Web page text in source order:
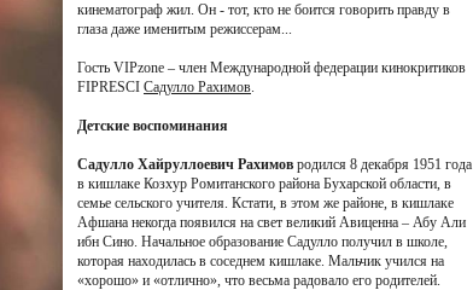
кинематограф жил. Он - тот, кто не боится говорить правду в
глаза даже именитым режиссерам...
Гость VIPzone – член Международной федерации кинокритиков
FIPRESCI Садулло Рахимов.
Детские воспоминания
Садулло Хайруллоевич Рахимов родился 8 декабря 1951 года
в кишлаке Козхур Ромитанского района Бухарской области, в
семье сельского учителя. Кстати, в этом же районе, в кишлаке
Афшана некогда появился на свет великий Авиценна – Абу Али
ибн Cино. Начальное образование Садулло получил в школе,
которая находилась в соседнем кишлаке. Мальчик учился на
«хорошо» и «отлично», что весьма радовало его родителей.